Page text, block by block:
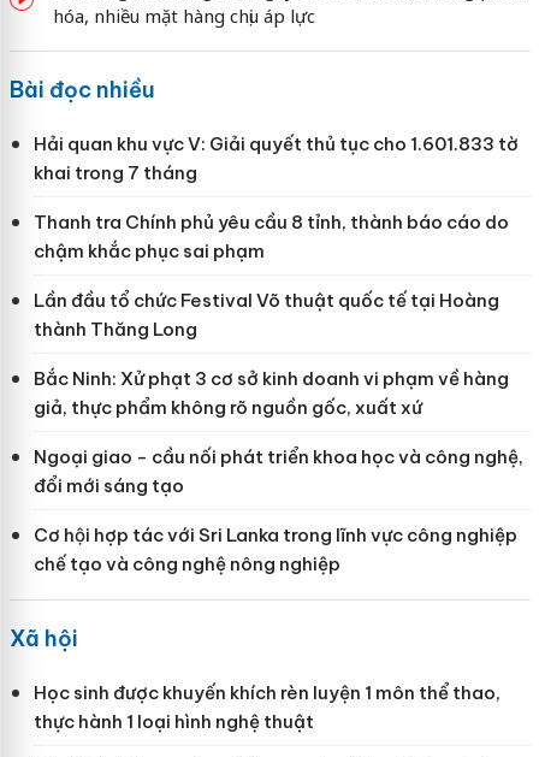
hóa, nhiều mặt hàng chịu áp lực
Bài đọc nhiều
Hải quan khu vực V: Giải quyết thủ tục cho 1.601.833 tờ
khai trong 7 tháng
Thanh tra Chính phủ yêu cầu 8 tỉnh, thành báo cáo do
chậm khắc phục sai phạm
Lần đầu tổ chức Festival Võ thuật quốc tế tại Hoàng
thành Thăng Long
Bắc Ninh: Xử phạt 3 cơ sở kinh doanh vi phạm về hàng
giả, thực phẩm không rõ nguồn gốc, xuất xứ
Ngoại giao - cầu nối phát triển khoa học và công nghệ,
đổi mới sáng tạo
Cơ hội hợp tác với Sri Lanka trong lĩnh vực công nghiệp
chế tạo và công nghệ nông nghiệp
Xã hội
Học sinh được khuyến khích rèn luyện 1 môn thể thao,
thực hành 1 loại hình nghệ thuật